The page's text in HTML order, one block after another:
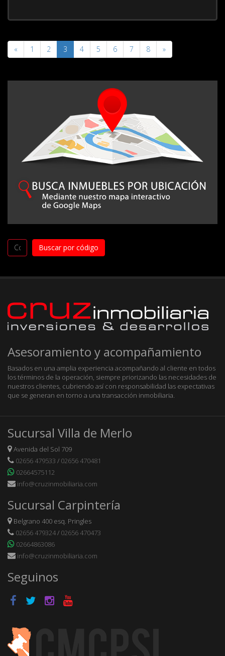
« 1 2 3 4 5 6 7 8 »
Asesoramiento y acompañamiento
Basados en una amplia experiencia acompañando al cliente en todos
los términos de la operación, siempre priorizando las necesidades de
nuestros clientes, cubriendo así con responsabilidad las expectativas
que se generan en torno a una transacción inmobiliaria.
Sucursal Villa de Merlo
Avenida del Sol 709
02656 479533 / 02656 470481
02664575112
info@cruzinmobiliaria.com
Sucursal Carpintería
Belgrano 400 esq. Pringles
02656 479324/ 02656 470473
02664863086
info@cruzinmobiliaria.com
Seguinos